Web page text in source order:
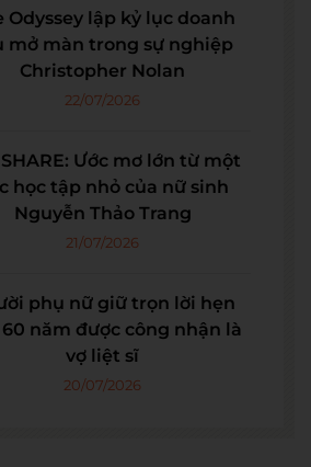
Odyssey lập kỷ lục doanh
mở màn trong sự nghiệp
Christopher Nolan
22/07/2026
Ước mơ lớn từ một
học tập nhỏ của nữ sinh
Nguyễn Thảo Trang
21/07/2026
phụ nữ giữ trọn lời hẹn
năm được công nhận là
vợ liệt sĩ
20/07/2026